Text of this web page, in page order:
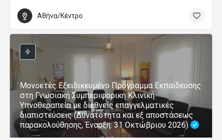
Αθήνα/Κέντρο
Μονοετές Εξειδικευμένο Πρόγραμμα Εκπαίδευσης
στη Γνωσιακή Συμπεριφορική Κλινική
Υπνοθεραπεία με διεθνείς επαγγελματικές
διαπιστεύσεις (Δυνατότητα και εξ αποστάσεως
παρακολούθησης, Έναρξη: 31 Οκτώβριου 2026)